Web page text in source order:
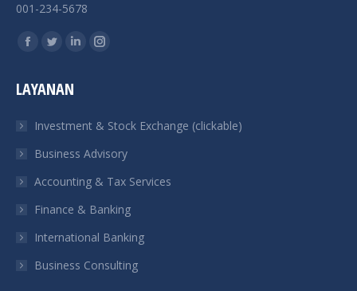
001-234-5678
Find us on:
Facebook
opens
new
window
Twitter
opens
new
window
Linkedin
new
window
Instagram
new
window
LAYANAN
Investment & Stock Exchange (clickable)
Business Advisory
Accounting & Tax Services
Finance & Banking
International Banking
Business Consulting